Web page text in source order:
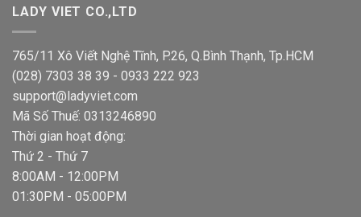
LADY VIET CO.,LTD
765/11 Xô Viết Nghệ Tĩnh, P.26, Q.Bình Thạnh, Tp.HCM
(028) 7303 38 39 - 0933 222 923
support@ladyviet.com
Mã Số Thuế: 0313246890
Thời gian hoạt động:
Thứ 2 - Thứ 7
8:00AM - 12:00PM
01:30PM - 05:00PM